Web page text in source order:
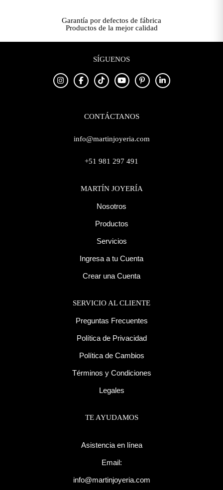
Garantía por defectos de fábrica
Productos de la mejor calidad
SÍGUENOS
CONTÁCTANOS
info@martinjoyeria.com
+51 981 297 491
MARTÍN JOYERÍA
Nosotros
Productos
Servicios
Ingresa a tu Cuenta
Crear una Cuenta
SERVICIO AL CLIENTE
Preguntas Frecuentes
Política de Privacidad
Política de Cambios
Términos y Condiciones
Legales
TE AYUDAMOS
Asistencia en línea
Email:
info@martinjoyeria.com